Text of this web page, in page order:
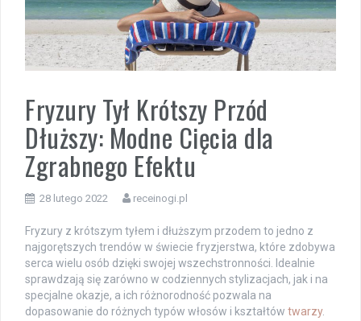
Fryzury Tył Krótszy Przód
Dłuższy: Modne Cięcia dla
Zgrabnego Efektu
28 lutego 2022 receinogi.pl
Fryzury z krótszym tyłem i dłuższym przodem to jedno z
najgorętszych trendów w świecie fryzjerstwa, które zdobywa
serca wielu osób dzięki swojej wszechstronności. Idealnie
sprawdzają się zarówno w codziennych stylizacjach, jak i na
specjalne okazje, a ich różnorodność pozwala na
dopasowanie do różnych typów włosów i kształtów twarzy.